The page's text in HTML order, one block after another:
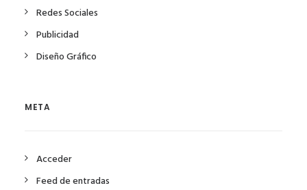
Redes Sociales
Publicidad
Diseño Gráfico
META
Acceder
Feed de entradas